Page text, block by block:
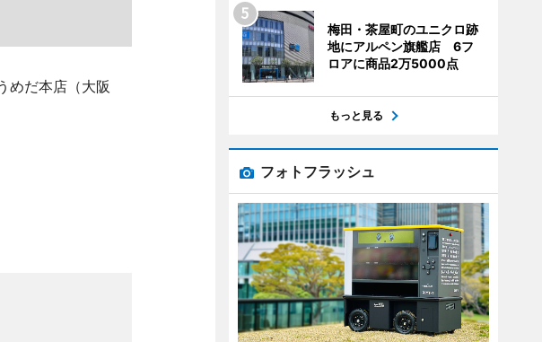
めだ本店（大阪
梅田・茶屋町のユニクロ跡
地にアルペン旗艦店 6フ
ロアに商品2万5000点
もっと見る
フォトフラッシュ